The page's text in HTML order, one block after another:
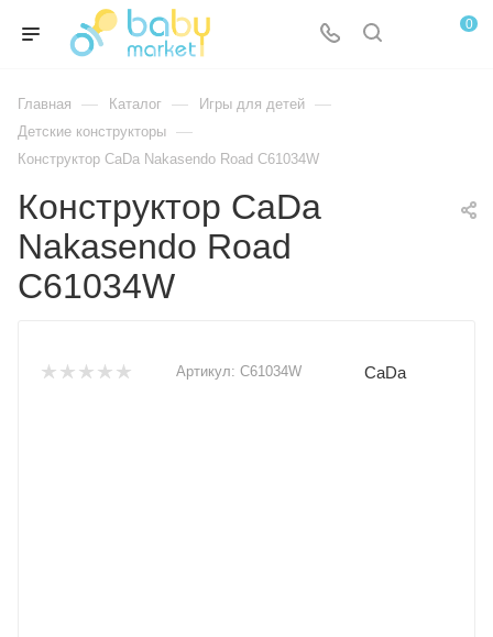
0
Главная — Каталог — Игры для детей —
Детские конструкторы —
Конструктор CaDa Nakasendo Road C61034W
Конструктор CaDa
Nakasendo Road
C61034W
Артикул: C61034W CaDa